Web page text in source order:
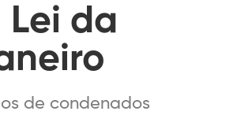
da
de condenados